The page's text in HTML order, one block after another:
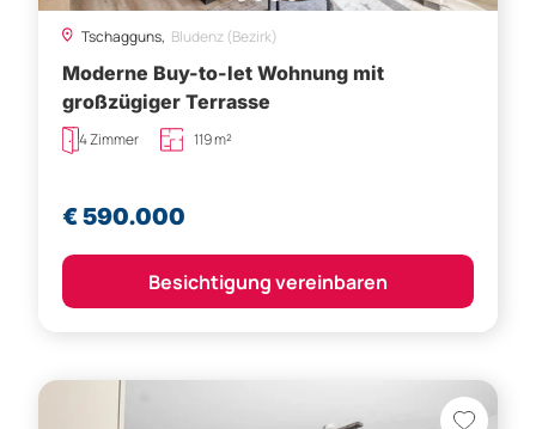
Tschagguns, Bludenz (Bezirk)
Moderne Buy-to-let Wohnung mit
großzügiger Terrasse
4 Zimmer 119 m²
€ 590.000
Besichtigung vereinbaren